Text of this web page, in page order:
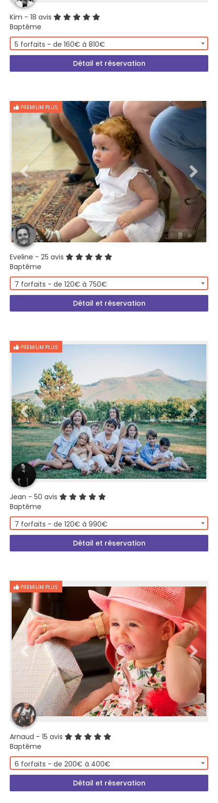
Kim - 18 avis
Baptême
5 forfaits - de 160€ à 810€
Détail et réservation
PREMIUM PLUS
Eveline - 25 avis
Baptême
7 forfaits - de 120€ à 750€
Détail et réservation
PREMIUM PLUS
Jean - 50 avis
Baptême
7 forfaits - de 120€ à 990€
Détail et réservation
PREMIUM PLUS
Arnaud - 15 avis
Baptême
6 forfaits - de 200€ à 400€
Détail et réservation